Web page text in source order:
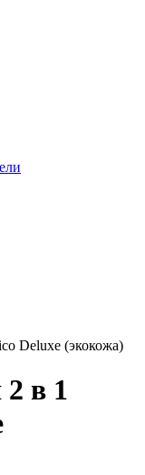
Deluxe (экокожа)
в 1